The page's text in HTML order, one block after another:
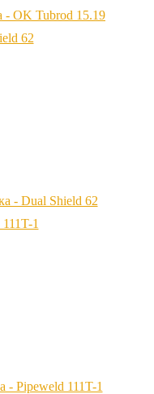
- OK Tubrod 15.19
- Dual Shield 62
- Pipeweld 111T-1